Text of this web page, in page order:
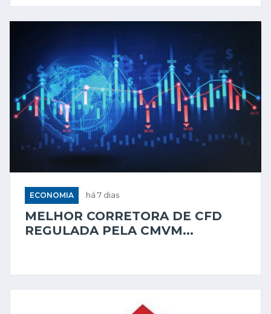
ECONOMIA há 7 dias
MELHOR CORRETORA DE CFD
REGULADA PELA CMVM...